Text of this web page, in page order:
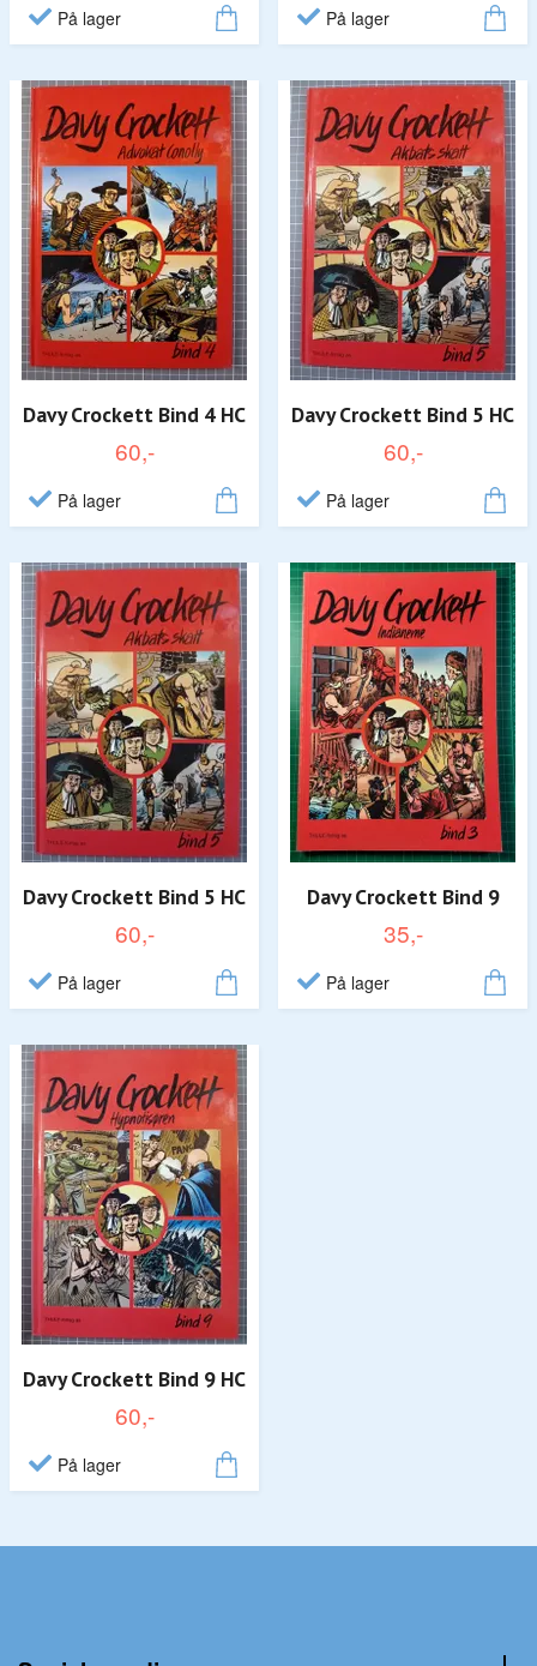
På lager På lager
Davy Crockett Bind 4 HC
60,-
På lager
Davy Crockett Bind 5 HC
60,-
På lager
Davy Crockett Bind 5 HC
60,-
På lager
Davy Crockett Bind 9
35,-
På lager
Davy Crockett Bind 9 HC
60,-
På lager